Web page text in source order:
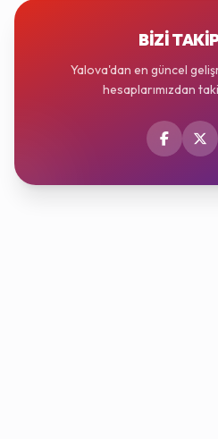
BIZI TAKIP
Yalova'dan en güncel
hesaplarımızdan